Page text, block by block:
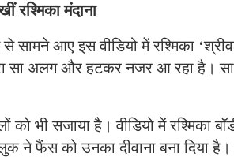
रश्मिका मंदाना
से सामने आए इस वीडियो में रश्मिका
सा अलग और हटकर नजर आ रहा है।
को भी सजाया है। वीडियो में रश्मिका
ने फैंस को उनका दीवाना बना दिया